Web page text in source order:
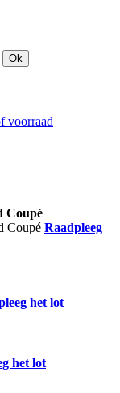
Ok
Coupé
Raadpleeg
het lot
het lot